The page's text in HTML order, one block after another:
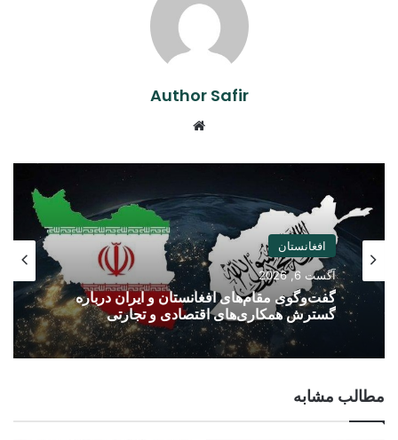
Author Safir
افغانستان
آگست 6, 2026
گفت‌وگوی مقام‌های افغانستان و ایران درباره
گسترش همکاری‌های اقتصادی و تجارتی
مطالب مشابه